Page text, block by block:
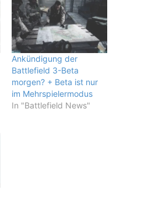
Ankündigung der
Battlefield 3-Beta
morgen? + Beta ist nur
im Mehrspielermodus
In "Battlefield News"